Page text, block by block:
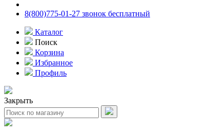
8(800)775-01-27 звонок бесплатный
Каталог
Поиск
Корзина
Избранное
Профиль
Закрыть